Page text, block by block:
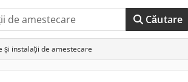
Căutare
și instalații de amestecare